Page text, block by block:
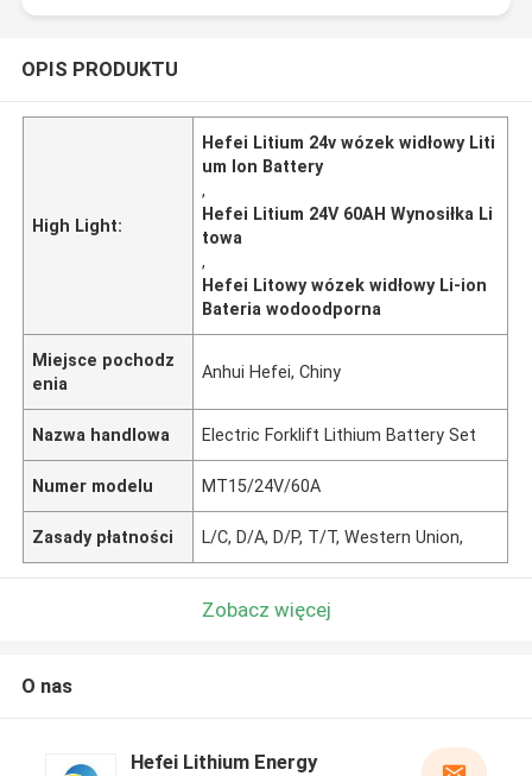
OPIS PRODUKTU
High Light:
Hefei Litium 24v wózek widłowy Liti
um Ion Battery
,
Hefei Litium 24V 60AH Wynosiłka Li
towa
,
Hefei Litowy wózek widłowy Li-ion
Bateria wodoodporna
Miejsce pochodz
enia
Anhui Hefei, Chiny
Nazwa handlowa Electric Forklift Lithium Battery Set
Numer modelu MT15/24V/60A
Zasady płatności L/C, D/A, D/P, T/T, Western Union,
Zobacz więcej
O nas
Hefei Lithium Energy